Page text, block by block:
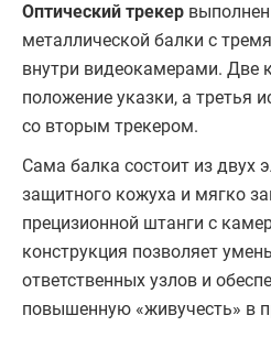
Оптический трекер
металлической балки с
внутри видеокамерами. Две
положение указки, а третья
со вторым трекером.
Сама балка состоит из двух
защитного кожуха и мягко
прецизионной штанги с
конструкция позволяет
ответственных узлов и
повышенную «живучесть» в